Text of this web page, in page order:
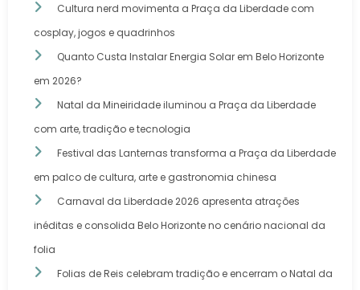
Cultura nerd movimenta a Praça da Liberdade com
cosplay, jogos e quadrinhos
Quanto Custa Instalar Energia Solar em Belo Horizonte
em 2026?
Natal da Mineiridade iluminou a Praça da Liberdade
com arte, tradição e tecnologia
Festival das Lanternas transforma a Praça da Liberdade
em palco de cultura, arte e gastronomia chinesa
Carnaval da Liberdade 2026 apresenta atrações
inéditas e consolida Belo Horizonte no cenário nacional da
folia
Folias de Reis celebram tradição e encerram o Natal da